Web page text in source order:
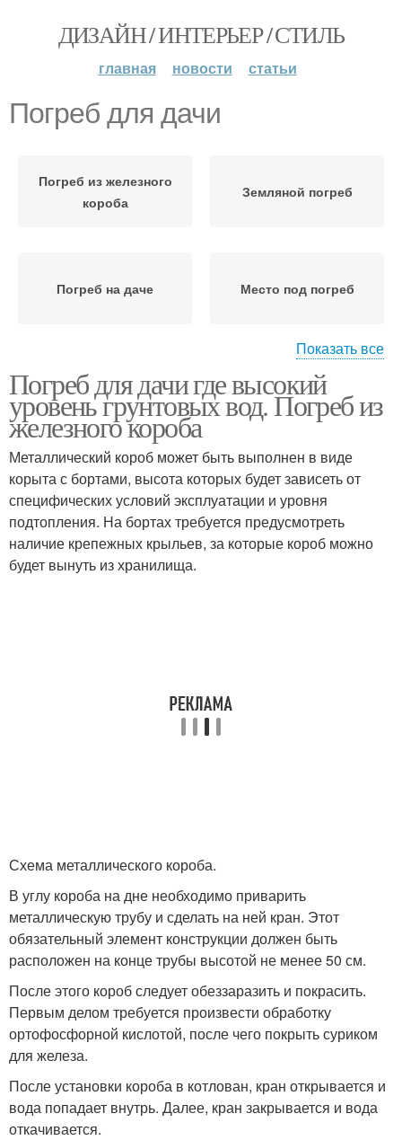
ДИЗАЙН / ИНТЕРЬЕР / СТИЛЬ
главная новости статьи
Погреб для дачи
Погреб из железного
короба
Земляной погреб
Погреб на даче Место под погреб
Пластиковые погреба Погреба для дачи
Погреб при высоком
уровне
Навес над погребом
Показать все
Погреб для дачи где высокий
уровень грунтовых вод. Погреб из
железного короба
Металлический короб может быть выполнен в виде
корыта с бортами, высота которых будет зависеть от
специфических условий эксплуатации и уровня
подтопления. На бортах требуется предусмотреть
наличие крепежных крыльев, за которые короб можно
будет вынуть из хранилища.
Схема металлического короба.
В углу короба на дне необходимо приварить
металлическую трубу и сделать на ней кран. Этот
обязательный элемент конструкции должен быть
расположен на конце трубы высотой не менее 50 см.
После этого короб следует обеззаразить и покрасить.
Первым делом требуется произвести обработку
ортофосфорной кислотой, после чего покрыть суриком
для железа.
После установки короба в котлован, кран открывается и
вода попадает внутрь. Далее, кран закрывается и вода
откачивается.